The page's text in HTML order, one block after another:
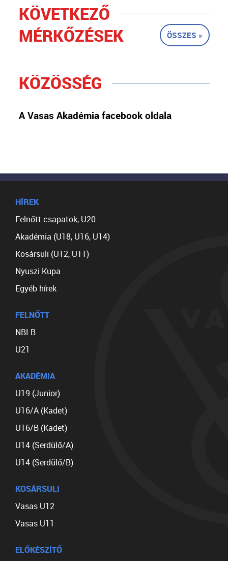
KÖVETKEZŐ
MÉRKŐZÉSEK
ÖSSZES »
KÖZÖSSÉG
A Vasas Akadémia facebook oldala
HÍREK
Felnőtt csapatok, U20
Akadémia (U18, U16, U14)
Kosársuli (U12, U11)
Nyuszi Kupa
Egyéb hírek
FELNŐTT
NBI B
U21
AKADÉMIA
U19 (Junior)
U16/A (Kadet)
U16/B (Kadet)
U14 (Serdülő/A)
U14 (Serdülő/B)
KOSÁRSULI
Vasas U12
Vasas U11
ELŐKÉSZÍTŐ